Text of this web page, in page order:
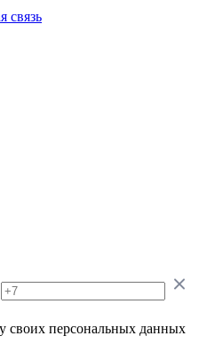
связь
своих персональных данных